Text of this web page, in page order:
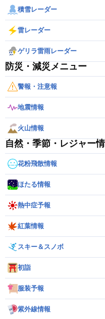
積雪レーダー
雷レーダー
ゲリラ雷雨レーダー
防災・減災メニュー
警報・注意報
地震情報
火山情報
自然・季節・レジャー
花粉飛散情報
ほたる情報
熱中症予報
紅葉情報
スキー＆スノボ
初詣
服装予報
紫外線情報